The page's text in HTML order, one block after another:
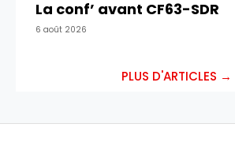
La conf’ avant CF63-SDR
6 août 2026
PLUS D'ARTICLES →